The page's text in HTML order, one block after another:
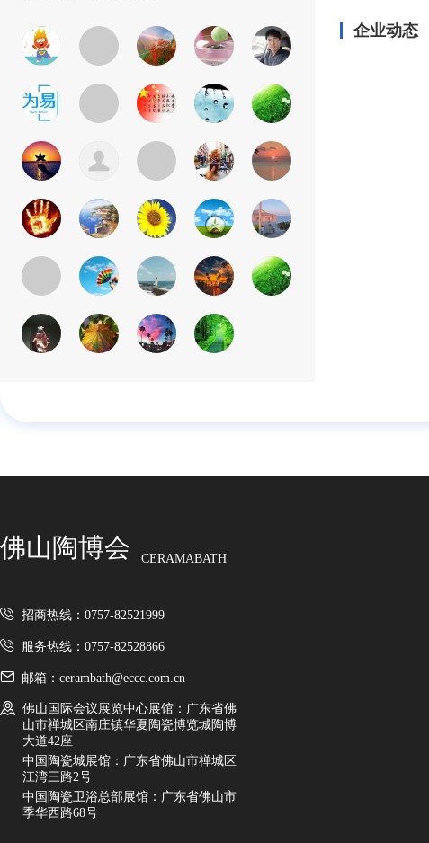
企业动态
佛山陶博会 CERAMABATH
招商热线：0757-82521999
服务热线：0757-82528866
邮箱：cerambath@eccc.com.cn
佛山国际会议展览中心展馆：广东省佛
山市禅城区南庄镇华夏陶瓷博览城陶博
大道42座
中国陶瓷城展馆：广东省佛山市禅城区
江湾三路2号
中国陶瓷卫浴总部展馆：广东省佛山市
季华西路68号